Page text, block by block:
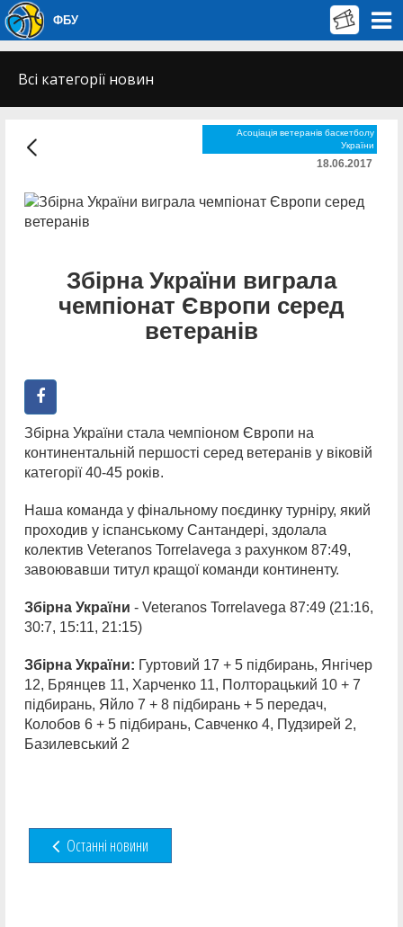
ФБУ
Всі категорії новин
Асоціація ветеранів баскетболу
України
18.06.2017
Збірна України виграла
чемпіонат Європи серед
ветеранів
Збірна України стала чемпіоном Європи на
континентальній першості серед ветеранів у віковій
категорії 40-45 років.
Наша команда у фінальному поєдинку турніру, який
проходив у іспанському Сантандері, здолала
колектив Veteranos Torrelavega з рахунком 87:49,
завоювавши титул кращої команди континенту.
Збірна України - Veteranos Torrelavega 87:49 (21:16,
30:7, 15:11, 21:15)
Збірна України: Гуртовий 17 + 5 підбирань, Янгічер
12, Брянцев 11, Харченко 11, Полторацький 10 + 7
підбирань, Яйло 7 + 8 підбирань + 5 передач,
Колобов 6 + 5 підбирань, Савченко 4, Пудзирей 2,
Базилевський 2
Останні новини